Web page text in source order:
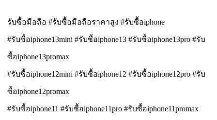
รับซื้อมือถือ #รับซื้อมือถือราคาสูง #รับซื้อiphone
#รับซื้อiphone13mini #รับซื้อiphone13 #รับซื้อiphone13pro #รับ
ซื้อiphone13promax
#รับซื้อiphone12mini #รับซื้อiphone12 #รับซื้อiphone12pro #รับ
ซื้อiphone12promax
#รับซื้อiphone11 #รับซื้อiphone11pro #รับซื้อiphone11promax